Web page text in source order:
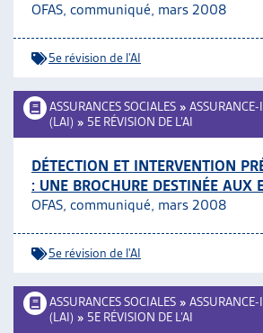
OFAS, communiqué, mars 2008
5e révision de l'AI
ASSURANCES SOCIALES »
(LAI) » 5E RÉVISION DE L’AI
DÉTECTION ET INTERVENTION
: UNE BROCHURE DESTINÉE AUX
OFAS, communiqué, mars 2008
5e révision de l'AI
ASSURANCES SOCIALES »
(LAI) » 5E RÉVISION DE L’AI